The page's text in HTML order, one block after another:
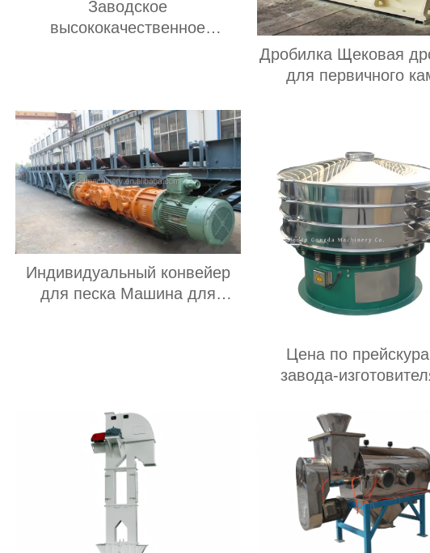
Заводское
высококачественное
Дизельная молотковая
дробилка
Дробилка Щековая
для первичного
Индивидуальный конвейер
для песка Машина для
продуктов
Цена по
завода-
маниоки,
пищевой
сельском
роторное